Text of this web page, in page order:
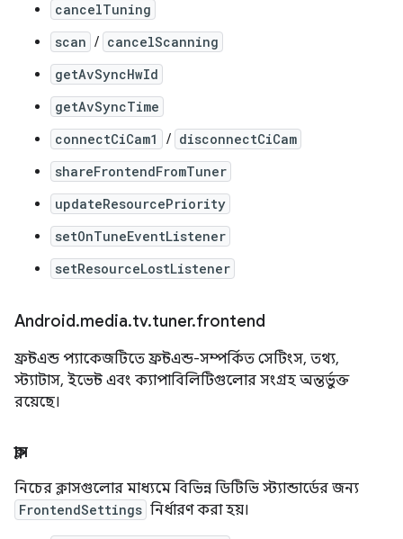
cancelTuning
scan / cancelScanning
getAvSyncHwId
getAvSyncTime
connectCiCam1
/ disconnectCiCam
shareFrontendFromTuner
updateResourcePriority
setOnTuneEventListener
setResourceLostListener
Android.media.tv.tuner.frontend
ফ্রন্টএন্ড প্যাকেজটিতে ফ্রন্টএন্ড-সম্পর্কিত সেটিংস, তথ্য,
স্ট্যাটাস, ইভেন্ট এবং ক্যাপাবিলিটিগুলোর সংগ্রহ অন্তর্ভুক্ত
রয়েছে।
ক্লাস
নিচের ক্লাসগুলোর মাধ্যমে বিভিন্ন ডিটিভি স্ট্যান্ডার্ডের জন্য
FrontendSettings নির্ধারণ করা হয়।